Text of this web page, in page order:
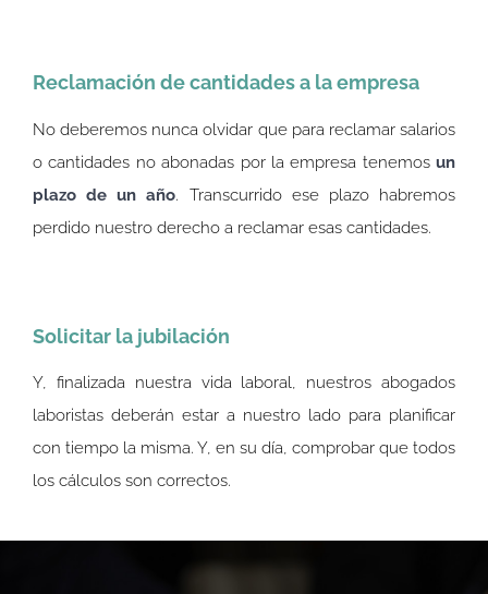
Reclamación de cantidades a la empresa
No deberemos nunca olvidar que para reclamar salarios
o cantidades no abonadas por la empresa tenemos un
plazo de un año. Transcurrido ese plazo habremos
perdido nuestro derecho a reclamar esas cantidades.
Solicitar la jubilación
Y, finalizada nuestra vida laboral, nuestros abogados
laboristas deberán estar a nuestro lado para planificar
con tiempo la misma. Y, en su día, comprobar que todos
los cálculos son correctos.